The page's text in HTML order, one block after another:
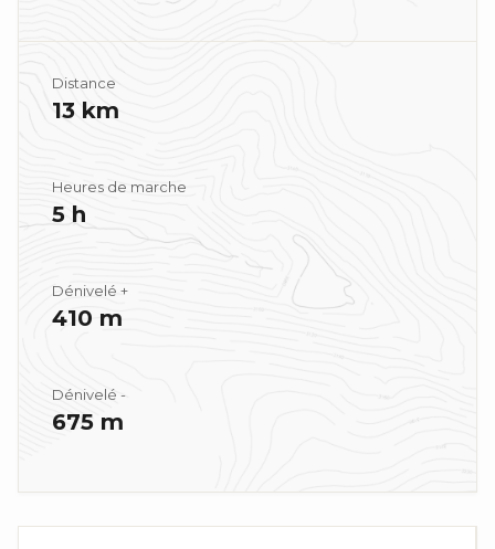
Distance
13 km
Heures de marche
5 h
Dénivelé +
410 m
Dénivelé -
675 m